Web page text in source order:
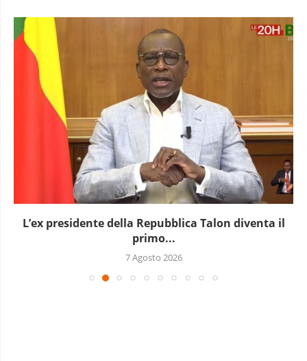
L’ex presidente della Repubblica Talon diventa il
primo...
7 Agosto 2026